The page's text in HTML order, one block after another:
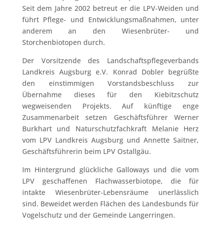
Seit dem Jahre 2002 betreut er die LPV-Weiden und
führt Pflege- und Entwicklungsmaßnahmen, unter
anderem an den Wiesenbrüter- und
Storchenbiotopen durch.
Der Vorsitzende des Landschaftspflegeverbands
Landkreis Augsburg e.V. Konrad Dobler begrüßte
den einstimmigen Vorstandsbeschluss zur
Übernahme dieses für den Kiebitzschutz
wegweisenden Projekts. Auf künftige enge
Zusammenarbeit setzen Geschäftsführer Werner
Burkhart und Naturschutzfachkraft Melanie Herz
vom LPV Landkreis Augsburg und Annette Saitner,
Geschäftsführerin beim LPV Ostallgäu.
Im Hintergrund glückliche Galloways und die vom
LPV geschaffenen Flachwasserbiotope, die für
intakte Wiesenbrüter-Lebensräume unerlässlich
sind. Beweidet werden Flächen des Landesbunds für
Vogelschutz und der Gemeinde Langerringen.